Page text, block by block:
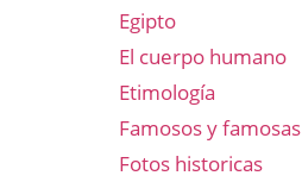
Egipto
El cuerpo humano
Etimología
Famosos y famosas
Fotos historicas